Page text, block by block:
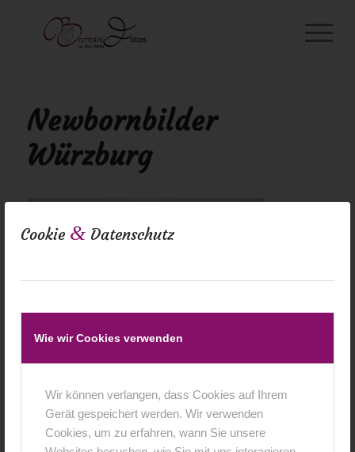
Cookie & Datenschutz
Wie wir Cookies verwenden
Wir können verlangen, dass Cookies auf Ihrem
Gerät gespeichert werden. Wir verwenden
Cookies, um zu erfahren, wann Sie unsere
Newbornbilder
Würzburg
5. April 2018 / 0 Kommentare / vonanja